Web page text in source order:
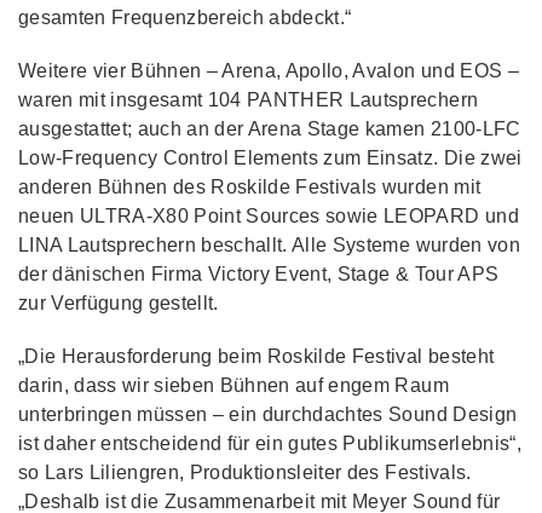
gesamten Frequenzbereich abdeckt.“
Weitere vier Bühnen – Arena, Apollo, Avalon und EOS –
waren mit insgesamt 104 PANTHER Lautsprechern
ausgestattet; auch an der Arena Stage kamen 2100-LFC
Low-Frequency Control Elements zum Einsatz. Die zwei
anderen Bühnen des Roskilde Festivals wurden mit
neuen ULTRA-X80 Point Sources sowie LEOPARD und
LINA Lautsprechern beschallt. Alle Systeme wurden von
der dänischen Firma Victory Event, Stage & Tour APS
zur Verfügung gestellt.
„Die Herausforderung beim Roskilde Festival besteht
darin, dass wir sieben Bühnen auf engem Raum
unterbringen müssen – ein durchdachtes Sound Design
ist daher entscheidend für ein gutes Publikumserlebnis“,
so Lars Liliengren, Produktionsleiter des Festivals.
„Deshalb ist die Zusammenarbeit mit Meyer Sound für